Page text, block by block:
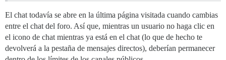
El chat todavía se abre en la última página visitada cuando cambias
entre el chat del foro. Así que, mientras un usuario no haga clic en
el icono de chat mientras ya está en el chat (lo que de hecho te
devolverá a la pestaña de mensajes directos), deberían permanecer